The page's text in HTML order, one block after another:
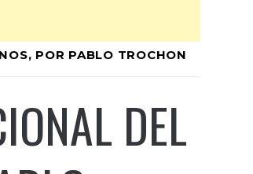
POR PABLO TROCHON
DEL